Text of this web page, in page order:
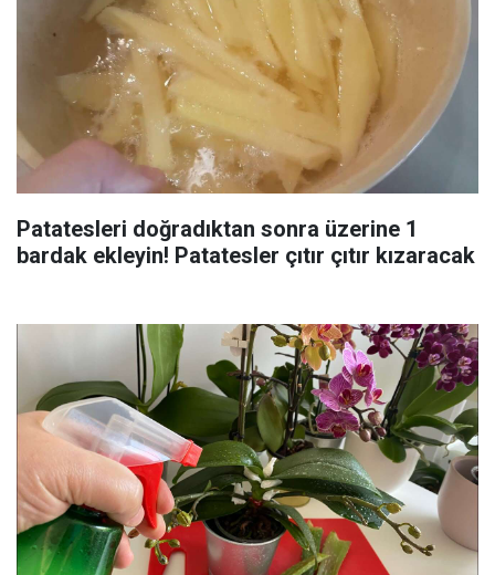
Patatesleri doğradıktan sonra üzerine 1
bardak ekleyin! Patatesler çıtır çıtır kızaracak